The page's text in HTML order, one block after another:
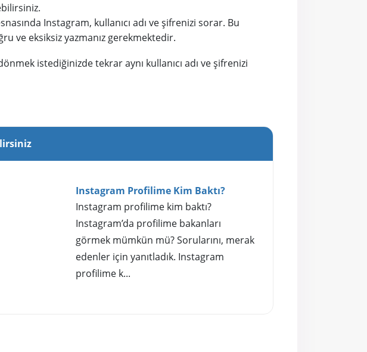
Instagram, kullanıcı adı ve şifrenizi sorar. Bu
ve eksiksiz yazmanız gerekmektedir.
istediğinizde tekrar aynı kullanıcı adı ve şifrenizi
Instagram Profilime Kim Baktı?
Instagram profilime kim baktı?
Instagram’da profilime bakanları
görmek mümkün mü? Sorularını, merak
edenler için yanıtladık. Instagram
profilime k...